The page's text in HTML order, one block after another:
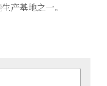
产基地之一。